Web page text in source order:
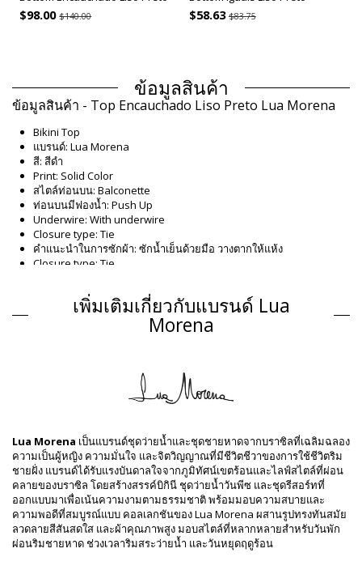
$98.00$140.00 $58.63 $83.75
ข้อมูลสินค้า
ข้อมูลสินค้า - Top Encauchado Liso Preto Lua Morena
Bikini Top
แบรนด์: Lua Morena
สี: สีดำ
Print: Solid Color
สไตล์ท่อนบน: Balconette
ท่อนบนมีฟองน้ำ: Push Up
Underwire: With underwire
Closure type: Tie
คำแนะนำในการซักผ้า: ซักน้ำเย็นด้วยมือ วางตากให้แห้ง
Closure type: Tie
Bikini Top สีดำ Lua Morena
Composition
ข้อมูลผลิตภัณฑ์
แผนก: ผู้หญิง, Bikini Top
HS CODE: 6112.41.0010
SKU: 1981123289
EAN: XS (7899818621919), S (7899818621926), M (7899670732846),
L (7899670732853), XL (7899670732860), XXL (7899670732877)
การอ้างอิงผู้จัดจำหน่าย: 13751002
น้ำหนัก: 55g / 0.12lb / 1.94oz
การปรับแต่งภาพถ่าย
คำแนะนำในการล้างและดูแล
เพิ่มเติมเกี่ยวกับแบรนด์ Lua
Morena
Lua Morena เป็นแบรนด์ชุดว่ายน้ำและชุดชายหาดจากบราซิลที่เฉลิมฉลอง
ความเป็นผู้หญิง ความมั่นใจ และจิตวิญญาณที่มีชีวิตชีวาของการใช้ชีวิตริม
ชายฝั่ง แบรนด์ได้รับแรงบันดาลใจจากภูมิทัศน์เขตร้อนและไลฟ์สไตล์ที่ผ่อน
คลายของบราซิล โดยสร้างสรรค์บิกินี ชุดว่ายน้ำวันพีซ และชุดรีสอร์ทที่
ออกแบบมาเพื่อเน้นความงามตามธรรมชาติ พร้อมมอบความสบายและ
ความพอดีที่สมบูรณ์แบบ คอลเลกชันของ Lua Morena ผสานรูปทรงทันสมัย
ลวดลายสีสันสดใส และผ้าคุณภาพสูง มอบสไตล์ที่หลากหลายสำหรับวันพัก
ผ่อนริมชายหาด ช่วงเวลาริมสระว่ายน้ำ และวันหยุดฤดูร้อน